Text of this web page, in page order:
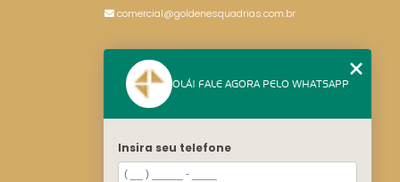
comercial@goldenesquadrias.com.br
HOME
OLÁ! FALE AGORA PELO WHATSAPP
Insira seu telefone